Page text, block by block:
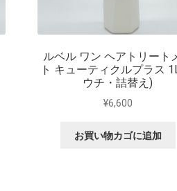
ルベル ワン ヘアトリート
ト キューティクルプラス
ウチ・詰替え)
¥6,600
お買い物カゴに追加